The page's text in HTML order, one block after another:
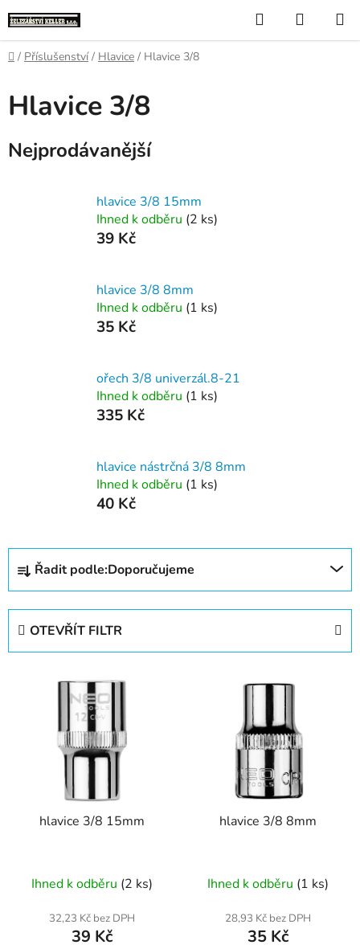
na
obsah
Hledat
KOŠÍK
Domů
/ Příslušenství / Hlavice / Hlavice 3/8
Hlavice 3/8
Nejprodávanější
hlavice 3/8 15mm
Ihned k odběru (2 ks)
39 Kč
hlavice 3/8 8mm
Ihned k odběru (1 ks)
35 Kč
ořech 3/8 univerzál.8-21
Ihned k odběru (1 ks)
335 Kč
hlavice nástrčná 3/8 8mm
Ihned k odběru (1 ks)
40 Kč
Ř
z
Řadit podle:Doporučujeme
OTEVŘÍT FILTR
hlavice 3/8 15mm
Ihned k odběru (2 ks)
32,23 Kč bez DPH
39 Kč
hlavice 3/8 8mm
Ihned k odběru (1 ks)
28,93 Kč bez DPH
35 Kč